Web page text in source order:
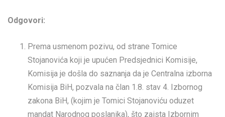
Odgovori:
Prema usmenom pozivu, od strane Tomice
Stojanovića koji je upućen Predsjednici Komisije,
Komisija je došla do saznanja da je Centralna izborna
Komisija BiH, pozvala na član 1.8. stav 4. Izbornog
zakona BiH, (kojim je Tomici Stojanoviću oduzet
mandat Narodnog poslanika), što zaista Izbornim